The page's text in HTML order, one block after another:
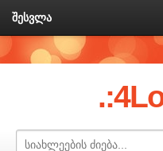
შესვლა